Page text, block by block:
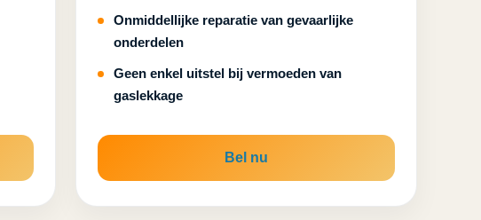
Onmiddellijke reparatie van gevaarlijke
onderdelen
Geen enkel uitstel bij vermoeden van
gaslekkage
Bel nu